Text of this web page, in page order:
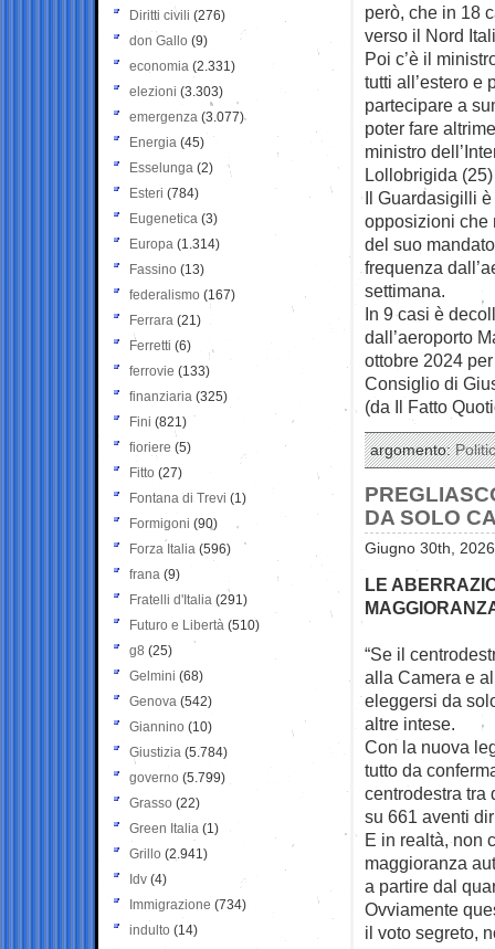
però, che in 18
verso il Nord
Poi c’è il
tutti all’estero e
partecipare a
poter fare
ministro
Lollobrigida
Il Guardasigilli
opposizioni che
del suo
frequenza
settimana.
In 9 casi è
dall’aeroporto
ottobre 2024
Consiglio di
(da Il Fatto
argomento:
DA SOLO
Giugno 30th,
LE
“Se il
alla Camera e
eleggersi da
altre intese.
Con la nuova
tutto da
centrodestra tra
su 661 aventi
E in realtà, non
maggioranza
a partire dal
Ovviamente
il voto segreto,
Diritti civili (276)
don Gallo (9)
economia (2.331)
elezioni (3.303)
emergenza (3.077)
Energia (45)
Esselunga (2)
Esteri (784)
Eugenetica (3)
Europa (1.314)
Fassino (13)
federalismo (167)
Ferrara (21)
Ferretti (6)
ferrovie (133)
finanziaria (325)
Fini (821)
fioriere (5)
Fitto (27)
Fontana di Trevi (1)
Formigoni (90)
Forza Italia (596)
frana (9)
Fratelli d'Italia (291)
Futuro e Libertà (510)
g8 (25)
Gelmini (68)
Genova (542)
Giannino (10)
Giustizia (5.784)
governo (5.799)
Grasso (22)
Green Italia (1)
Grillo (2.941)
Idv (4)
Immigrazione (734)
indulto (14)